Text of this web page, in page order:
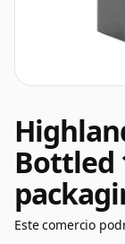
Bottled
Este comercio